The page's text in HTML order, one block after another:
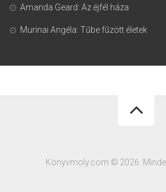
Amanda Geard: Az éjfél háza
Murinai Angéla: Tűbe fűzött életek
Könyvmoly.com © 2026.